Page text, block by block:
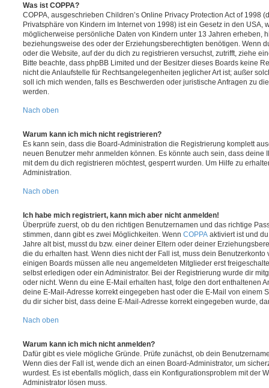
Was ist COPPA?
COPPA, ausgeschrieben Children’s Online Privacy Protection Act of 1998
Privatsphäre von Kindern im Internet von 1998) ist ein Gesetz in den USA,
möglicherweise persönliche Daten von Kindern unter 13 Jahren erheben,
beziehungsweise des oder der Erziehungsberechtigten benötigen. Wenn
oder die Website, auf der du dich zu registrieren versuchst, zutrifft, ziehe
Bitte beachte, dass phpBB Limited und der Besitzer dieses Boards keine
nicht die Anlaufstelle für Rechtsangelegenheiten jeglicher Art ist; außer
soll ich mich wenden, falls es Beschwerden oder juristische Anfragen zu
werden.
Nach oben
Warum kann ich mich nicht registrieren?
Es kann sein, dass die Board-Administration die Registrierung komplett
neuen Benutzer mehr anmelden können. Es könnte auch sein, dass deine
mit dem du dich registrieren möchtest, gesperrt wurden. Um Hilfe zu
Administration.
Nach oben
Ich habe mich registriert, kann mich aber nicht anmelden!
Überprüfe zuerst, ob du den richtigen Benutzernamen und das richtige
stimmen, dann gibt es zwei Möglichkeiten. Wenn COPPA aktiviert ist und
Jahre alt bist, musst du bzw. einer deiner Eltern oder deiner
die du erhalten hast. Wenn dies nicht der Fall ist, muss dein
einigen Boards müssen alle neu angemeldeten Mitglieder erst
selbst erledigen oder ein Administrator. Bei der Registrierung wurde dir
oder nicht. Wenn du eine E-Mail erhalten hast, folge den dort enthaltenen
deine E-Mail-Adresse korrekt eingegeben hast oder die E-Mail von einem
du dir sicher bist, dass deine E-Mail-Adresse korrekt eingegeben wurde,
Nach oben
Warum kann ich mich nicht anmelden?
Dafür gibt es viele mögliche Gründe. Prüfe zunächst, ob dein
Wenn dies der Fall ist, wende dich an einen Board-Administrator, um
wurdest. Es ist ebenfalls möglich, dass ein Konfigurationsproblem mit der
Administrator lösen muss.